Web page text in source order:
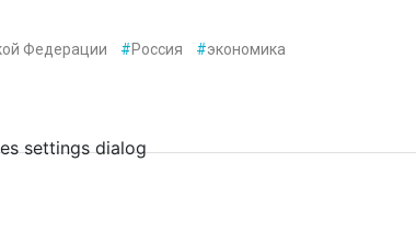
settings dialog
Федерации #Россия #экономика